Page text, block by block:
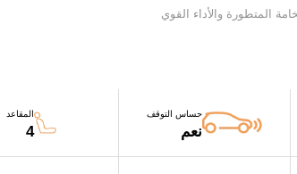
المتطورة والأداء القوي
حساس التوقف
نعم
المقاعد
4